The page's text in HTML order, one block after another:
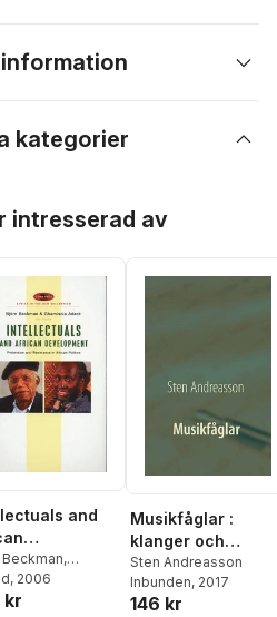
kategorier
intresserad av
and
Beckman,
Adeoti
, 2006
kr
Musikfåglar :
klanger och
tonspråk
Sten Andreasson
Inbunden, 2017
146 kr